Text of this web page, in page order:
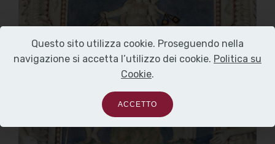
Questo sito utilizza cookie. Proseguendo nella
navigazione si accetta l’utilizzo dei cookie. Politica su
Cookie.
ACCETTO